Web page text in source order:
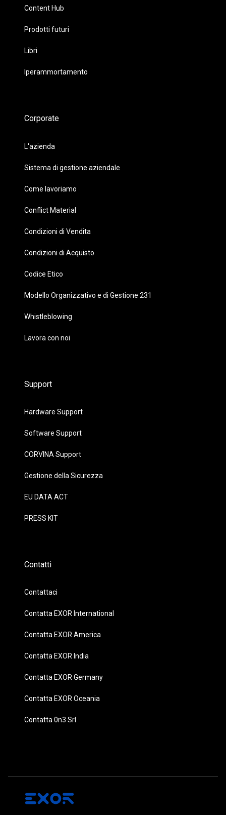
Content Hub
Prodotti futuri
Libri
Iperammortamento
Corporate
L'azienda
Sistema di gestione aziendale
Come lavoriamo
Conflict Material
Condizioni di Vendita
Condizioni di Acquisto
Codice Etico
Modello Organizzativo e di Gestione 231
Whistleblowing
Lavora con noi
Support
Hardware Support
Software Support
CORVINA Support
Gestione della Sicurezza
EU DATA ACT
PRESS KIT
Contatti
Contattaci
Contatta EXOR International
Contatta EXOR America
Contatta EXOR India
Contatta EXOR Germany
Contatta EXOR Oceania
Contatta 0n3 Srl